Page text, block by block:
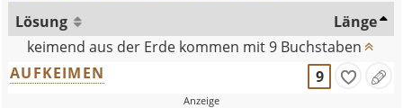
Lösung
Länge
keimend aus der Erde kommen mit 9 Buchstaben
AUFKEIMEN
9